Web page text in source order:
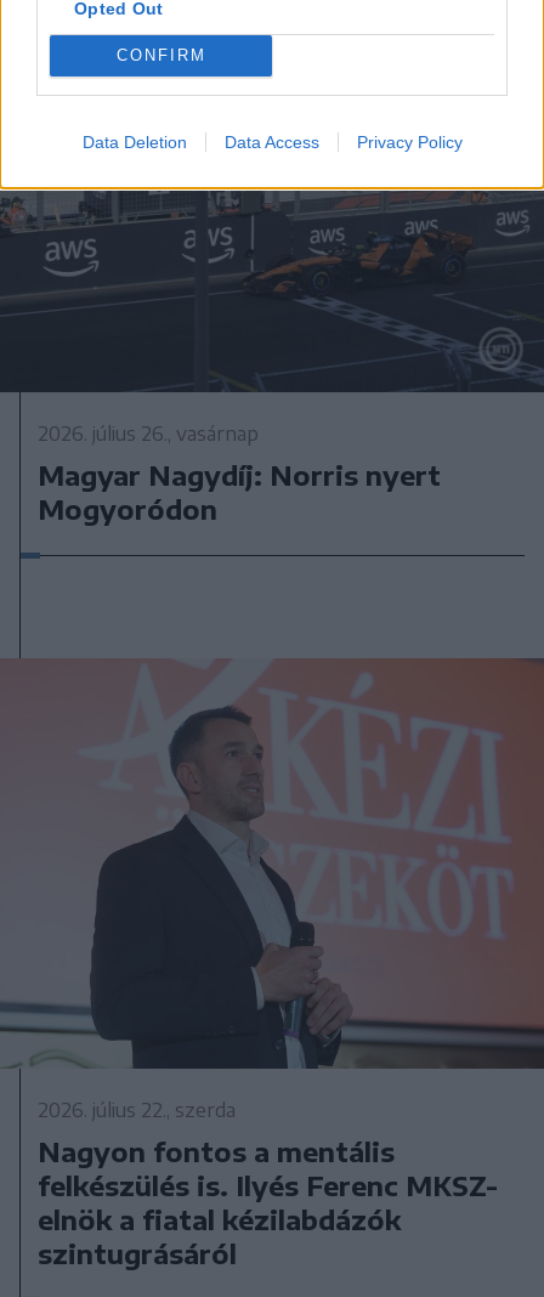
Opted Out
CONFIRM
Data Deletion Data Access Privacy Policy
2026. július 26., vasárnap
Magyar Nagydíj: Norris nyert
Mogyoródon
2026. július 22., szerda
Nagyon fontos a mentális
felkészülés is. Ilyés Ferenc MKSZ-
elnök a fiatal kézilabdázók
szintugrásáról